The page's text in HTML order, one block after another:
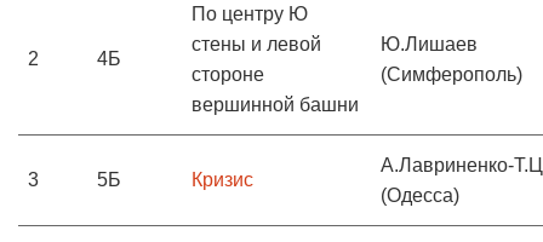
2 4Б
По центру Ю
стены и левой
стороне
вершинной башни
Ю.Лишаев
(Симферополь)
3 5Б Кризис
А.Лавриненко-
(Одесса)